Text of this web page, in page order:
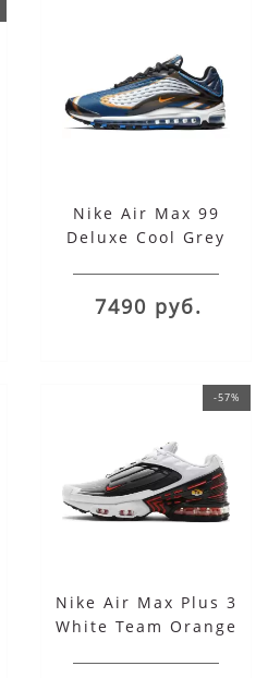
Nike Air Max 99
Deluxe Cool Grey
7490 руб.
-57%
Nike Air Max Plus 3
White Team Orange